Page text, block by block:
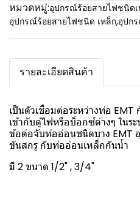
หมวดหมู่:อุปกรณ์ร้อยสายไฟชนิด
อุปกรณ์ร้อยสายไฟชนิด เหล็ก,อุปก
รายละเอียดสินค้า
เป็นตัวเชื่อมต่อระหว่างท่อ
เข้ากับตู้ไฟหรือบ็อกซ์ต่างๆ ในร
ข้อต่อจับท่ออ่อนชนิดบาง EMT
ขันสกรู กับท่ออ่อนเหล็กกันน้ำ
มี 2 ขนาด 1/2" , 3/4"